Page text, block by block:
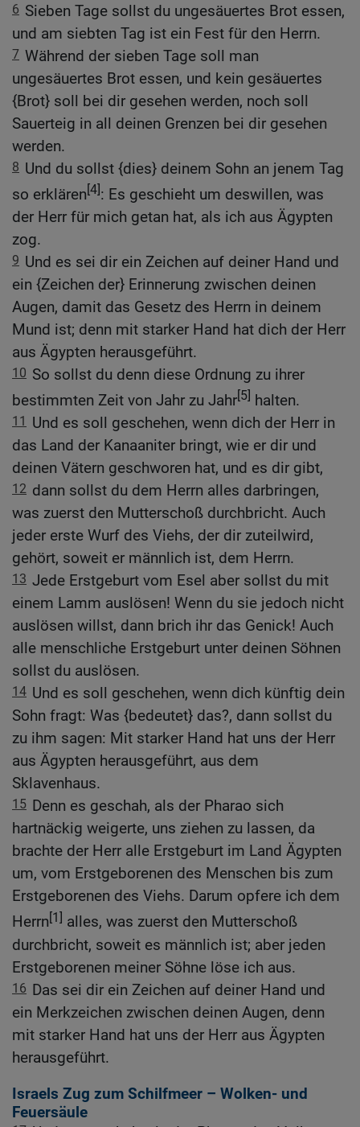
6 Sieben Tage sollst du ungesäuertes Brot essen,
und am siebten Tag ist ein Fest für den Herrn.
7 Während der sieben Tage soll man
ungesäuertes Brot essen, und kein gesäuertes
{Brot} soll bei dir gesehen werden, noch soll
Sauerteig in all deinen Grenzen bei dir gesehen
werden.
8 Und du sollst {dies} deinem Sohn an jenem Tag
so erklären[4]: Es geschieht um deswillen, was
der Herr für mich getan hat, als ich aus Ägypten
zog.
9 Und es sei dir ein Zeichen auf deiner Hand und
ein {Zeichen der} Erinnerung zwischen deinen
Augen, damit das Gesetz des Herrn in deinem
Mund ist; denn mit starker Hand hat dich der Herr
aus Ägypten herausgeführt.
10 So sollst du denn diese Ordnung zu ihrer
bestimmten Zeit von Jahr zu Jahr[5] halten.
11
Und es soll geschehen, wenn dich der Herr in
das Land der Kanaaniter bringt, wie er dir und
deinen Vätern geschworen hat, und es dir gibt,
12 dann sollst du dem Herrn alles darbringen,
was zuerst den Mutterschoß durchbricht. Auch
jeder erste Wurf des Viehs, der dir zuteilwird,
gehört, soweit er männlich ist, dem Herrn.
13 Jede Erstgeburt vom Esel aber sollst du mit
einem Lamm auslösen! Wenn du sie jedoch nicht
auslösen willst, dann brich ihr das Genick! Auch
alle menschliche Erstgeburt unter deinen Söhnen
sollst du auslösen.
14 Und es soll geschehen, wenn dich künftig dein
Sohn fragt: Was {bedeutet} das?, dann sollst du
zu ihm sagen: Mit starker Hand hat uns der Herr
aus Ägypten herausgeführt, aus dem
Sklavenhaus.
15 Denn es geschah, als der Pharao sich
hartnäckig weigerte, uns ziehen zu lassen, da
brachte der Herr alle Erstgeburt im Land Ägypten
um, vom Erstgeborenen des Menschen bis zum
Erstgeborenen des Viehs. Darum opfere ich dem
Herrn[1] alles, was zuerst den Mutterschoß
durchbricht, soweit es männlich ist; aber jeden
Erstgeborenen meiner Söhne löse ich aus.
16 Das sei dir ein Zeichen auf deiner Hand und
ein Merkzeichen zwischen deinen Augen, denn
mit starker Hand hat uns der Herr aus Ägypten
herausgeführt.
Israels Zug zum Schilfmeer – Wolken- und
Feuersäule